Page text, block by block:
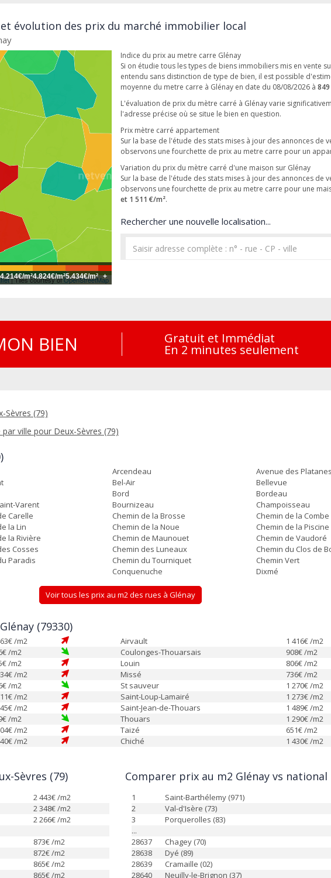
évolution des prix du marché immobilier local
| Tiles courtesy ofOpenStreetMap
4.214€/m²4.824€/m²5.434€/m² +
Indice du prix au metre carre Glénay
Si on étudie tous les types de biens immobiliers mis en vente
entendu sans distinction de type de bien, il est possible
moyenne du metre carre à Glénay en date du 08/08/2026 à
L'évaluation de prix du mètre carré à Glénay varie
l'adresse précise où se situe le bien en question.
Prix mètre carré appartement
Sur la base de l'étude des stats mises à jour des annonces de
observons une fourchette de prix au metre carre pour un
Variation du prix du mètre carré d'une maison sur Glénay
Sur la base de l'étude des stats mises à jour des annonces de
observons une fourchette de prix au metre carre pour une
et 1 511 €/m².
Rechercher une nouvelle localisation...
BIEN Gratuit et Immédiat
En 2 minutes seulement
Sèvres (79)
ville pour Deux-Sèvres (79)
Arcendeau
Avenue des Platanes
Bel-Air
Bellevue
Bord
Bordeau
Varent Bournizeau
Champoisseau
Carelle Chemin de la Brosse
Chemin de la Combe
la Lin Chemin de la Noue
Chemin de la Piscine
la Rivière Chemin de Maunouet
Chemin de Vaudoré
Cosses Chemin des Luneaux
Chemin du Clos de
Paradis Chemin du Tourniquet
Chemin Vert
Conquenuche Dixmé
Voir tous les prix au m2 des rues à Glénay
(79330)
€ /m2
€ /m2
€ /m2
€ /m2
€ /m2
€ /m2
€ /m2
€ /m2
€ /m2
€ /m2
Airvault 1 416€ /m2
Coulonges-Thouarsais
908€ /m2
Louin
806€ /m2
Missé
736€ /m2
St sauveur
1 270€ /m2
Saint-Loup-Lamairé
1 273€ /m2
Saint-Jean-de-Thouars
1 489€ /m2
Thouars
1 290€ /m2
Taizé
651€ /m2
Chiché
1 430€ /m2
Sèvres (79)
2 443€ /m2
2 348€ /m2
2 266€ /m2
873€ /m2
872€ /m2
865€ /m2
865€ /m2
Comparer prix au m2 Glénay vs national
1 Saint-Barthélemy (971)
2
Val-d'Isère (73)
3
Porquerolles (83)
...
28637
Chagey (70)
28638
Dyé (89)
28639
Cramaille (02)
28640
Neuilly-le-Brignon (37)